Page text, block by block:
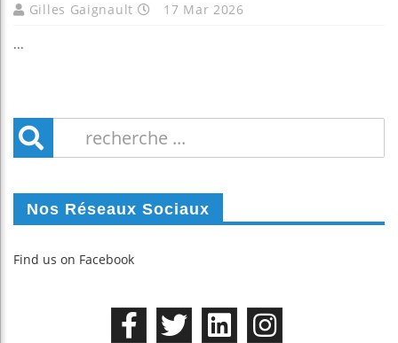
Gilles Gaignault 17 Mar 2026
...
Nos Réseaux Sociaux
Find us on Facebook